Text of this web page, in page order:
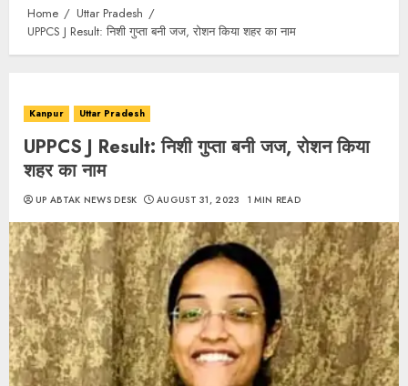
Home
Uttar Pradesh
UPPCS J Result: निशी गुप्ता बनी जज, रोशन किया शहर का नाम
Kanpur Uttar Pradesh
UPPCS J Result: निशी गुप्ता बनी जज, रोशन किया
शहर का नाम
UP ABTAK NEWS DESK AUGUST 31, 2023 1 MIN READ